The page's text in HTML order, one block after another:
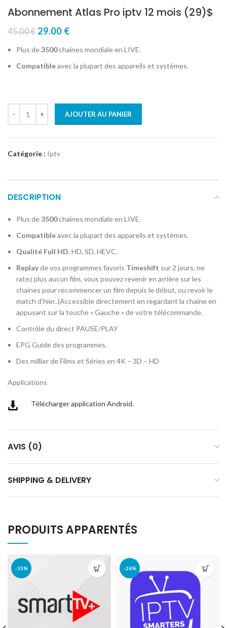
Abonnement Atlas Pro iptv 12 mois (29)$
45.00€ 29.00 €
Plus de3500chaines mondiale en LIVE.
Compatibleavec la plupart des appareils et systèmes.
AJOUTER AU PANIER
Catégorie : Iptv
DESCRIPTION
Plus de3500chaines mondiale en LIVE.
Compatibleavec la plupart des appareils et systèmes.
Qualité Full HD, HD, SD, HEVC.
Replayde vos programmes favoris Timeshift sur 2 jours, ne
ratez plus aucun film, vous pouvez revenir en arrière sur les
chaines pour recommencer un film depuis le début, ou revoir le
match d’hier..(Accessible directement en regardant la chaine en
appuyant sur la touche « Gauche » de votre télécommande.
Contrôle du direct PAUSE/PLAY
EPG Guide des programmes.
Des millier de Films et Séries en 4K – 3D – HD
Applications
Télécharger application Android.
AVIS (0)
SHIPPING & DELIVERY
PRODUITS APPARENTÉS
-33% -26%